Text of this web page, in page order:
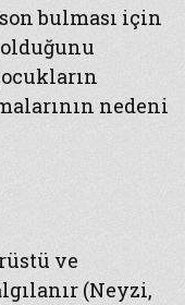
bulması için
nedeni
ve
(Neyzi,